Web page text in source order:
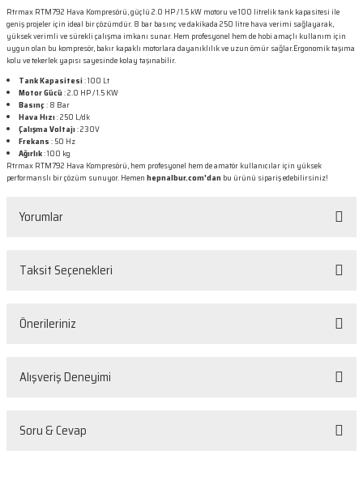
Rtrmax RTM792 Hava Kompresörü, güçlü 2.0 HP / 1.5 kW motoru ve 100 litrelik tank kapasitesi ile
geniş projeler için ideal bir çözümdür. 8 bar basınç ve dakikada 250 litre hava verimi sağlayarak,
yüksek verimli ve sürekli çalışma imkanı sunar. Hem profesyonel hem de hobi amaçlı kullanım için
uygun olan bu kompresör, bakır kapaklı motorlara dayanıklılık ve uzun ömür sağlar.Ergonomik taşıma
kolu ve tekerlek yapısı sayesinde kolay taşınabilir.
Tank Kapasitesi: 100 Lt
Motor Gücü: 2.0 HP / 1.5 KW
Basınç: 8 Bar
Hava Hızı: 250 L/dk
Çalışma Voltajı: 230V
Frekans: 50 Hz
Ağırlık: 100 kg
Rtrmax RTM792 Hava Kompresörü, hem profesyonel hem de amatör kullanıcılar için yüksek
performanslı bir çözüm sunuyor. Hemenhepnalbur.com'danbu ürünü sipariş edebilirsiniz!
Yorumlar
Taksit Seçenekleri
Önerileriniz
Bu ürünün fiyat bilgisi, resim, ürün açıklamalarında ve diğer konularda
Alışveriş Deneyimi
Sorunsuz
Soru & Cevap